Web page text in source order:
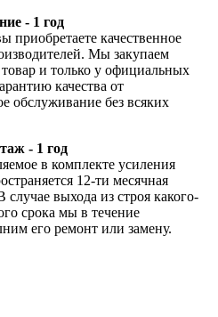
- 1 год
приобретаете качественное
Мы закупаем
и только у официальных
качества от
обслуживание без всяких
- 1 год
в комплекте усиления
12-ти месячная
случае выхода из строя какого-
срока мы в течение
его ремонт или замену.